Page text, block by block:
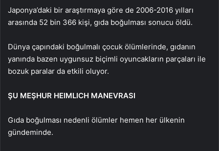
Japonya’daki bir araştırmaya göre de 2006-2016 yılları
arasında 52 bin 366 kişi, gıda boğulması sonucu öldü.
Dünya çapındaki boğulmalı çocuk ölümlerinde, gıdanın
yanında bazen uygunsuz biçimli oyuncakların parçaları ile
bozuk paralar da etkili oluyor.
ŞU MEŞHUR HEIMLICH MANEVRASI
Gıda boğulması nedenli ölümler hemen her ülkenin
gündeminde.